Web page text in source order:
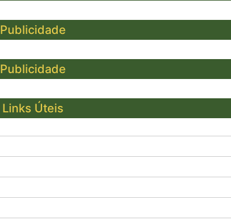
Publicidade
Publicidade
Links Úteis